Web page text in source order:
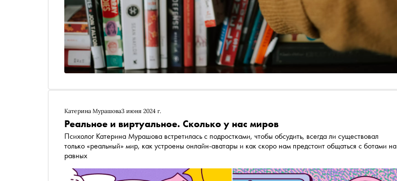
Катерина Мурашова3 июня 2024 г.
Реальное и виртуальное. Сколько у нас миров
Психолог Катерина Мурашова встретилась с подростками, чтобы обсудить, всегда ли существовал
только «реальный» мир, как устроены онлайн-аватары и как скоро нам предстоит общаться с ботами на
равных